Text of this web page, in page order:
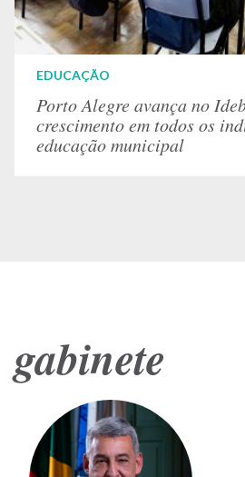
EDUCAÇÃO
Porto Alegre avança no
crescimento em todos os
educação municipal
gabinete